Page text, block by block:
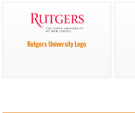
Rutgers University Logo